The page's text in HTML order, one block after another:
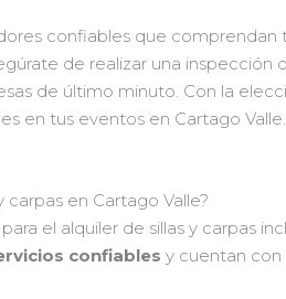
confiables que
de realizar una inspección
de último minuto. Con la
en tus eventos en Cartago Valle.
carpas en Cartago Valle?
el alquiler de sillas y carpas
confiables y cuentan